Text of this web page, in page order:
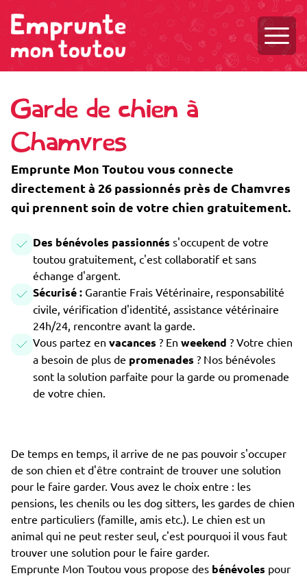
Garde de chien à
Chamvres
Emprunte Mon Toutou vous connecte
directement à 26 passionnés près de Chamvres
qui prennent soin de votre chien gratuitement.
Des bénévoles passionnés s'occupent de votre
toutou gratuitement, c'est collaboratif et sans
échange d'argent.
Sécurisé : Garantie Frais Vétérinaire, responsabilité
civile, vérification d'identité, assistance vétérinaire
24h/24, rencontre avant la garde.
Vous partez en vacances ? En weekend ? Votre chien
a besoin de plus de promenades ? Nos bénévoles
sont la solution parfaite pour la garde ou promenade
de votre chien.
De temps en temps, il arrive de ne pas pouvoir s'occuper
de son chien et d'être contraint de trouver une solution
pour le faire garder. Vous avez le choix entre : les
pensions, les chenils ou les dog sitters, les gardes de chien
entre particuliers (famille, amis etc.). Le chien est un
animal qui ne peut rester seul, c'est pourquoi il vous faut
trouver une solution pour le faire garder.
Emprunte Mon Toutou vous propose des bénévoles pour